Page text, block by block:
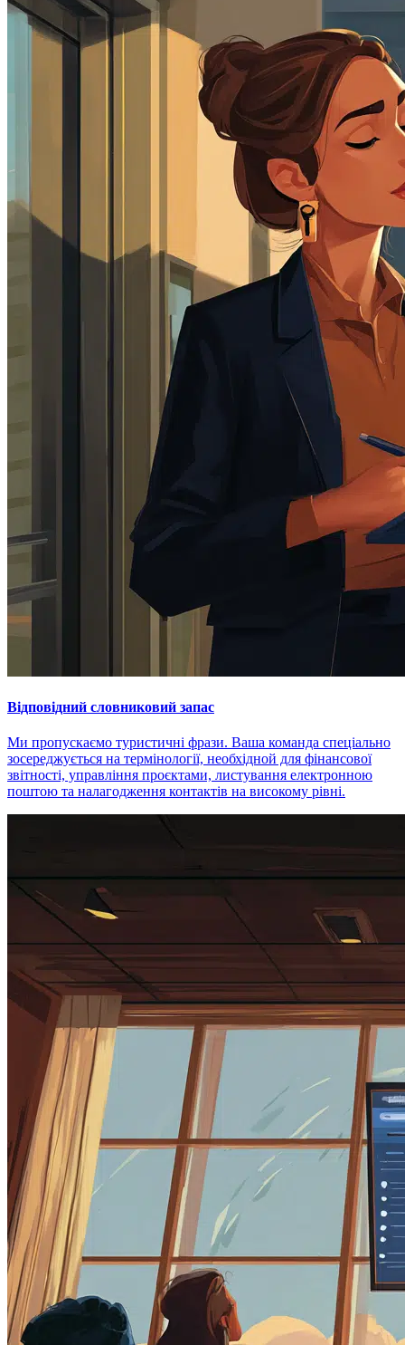
Відповідний словниковий запас
Ми пропускаємо туристичні фрази. Ваша команда спеціально
зосереджується на термінології, необхідной для фінансової
звітності, управління проєктами, листування електронною
поштою та налагодження контактів на високому рівні.